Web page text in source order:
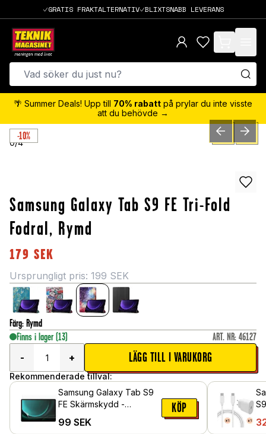
GRATIS FRAKTALTERNATIV BLIXTSNABB LEVERANS
items in cart,
🌴 Summer Deals! Upp till 70% rabatt på prylar du inte visste
att du behövde →
-10%
0/4 PREVIOUSNEXT
Samsung Galaxy Tab S9 FE Tri-Fold
Fodral, Rymd
179 SEK
Ursprungligt pris: 199 SEK
Färg: Rymd
Finns i lager (13) ART. NR: 46127
-
+ LÄGG TILL I VARUKORG
Rekommenderade tillval:
Samsung Galaxy Tab S9
FE Skärmskydd -
99 SEK
KÖP